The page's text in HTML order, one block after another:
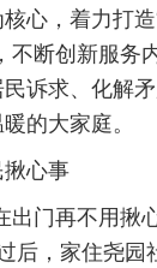
心，着力打
不断创新服务
诉求、化解
的大家庭。
心事
门再不用揪
后，家住尧园